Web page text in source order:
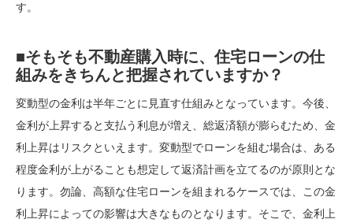
す。
■そもそも不動産購入時に、住宅ローンの仕
組みをきちんと把握されていますか？
変動型の金利は半年ごとに見直す仕組みとなっています。今後、
金利が上昇すると支払う利息が増え、総返済額が膨らむため、金
利上昇はリスクといえます。変動型でローンを組む場合は、ある
程度金利が上がることも想定して返済計画を立てるのが原則とな
ります。勿論、高額な住宅ローンを組まれるケースでは、この金
利上昇によっての影響は大きなものとなります。そこで、金利上